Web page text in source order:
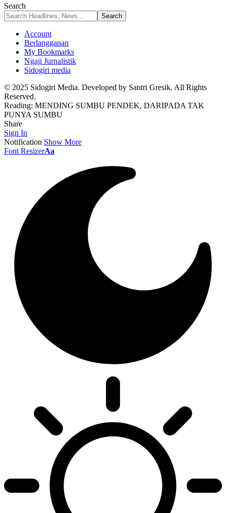
Search
Account
Berlangganan
My Bookmarks
Ngaji Jurnalistik
Sidogiri media
© 2025 Sidogiri Media. Developed by Santri Gresik. All Rights
Reserved.
Reading: MENDING SUMBU PENDEK, DARIPADA TAK
PUNYA SUMBU
Share
Sign In
Notification Show More
Font ResizerAa